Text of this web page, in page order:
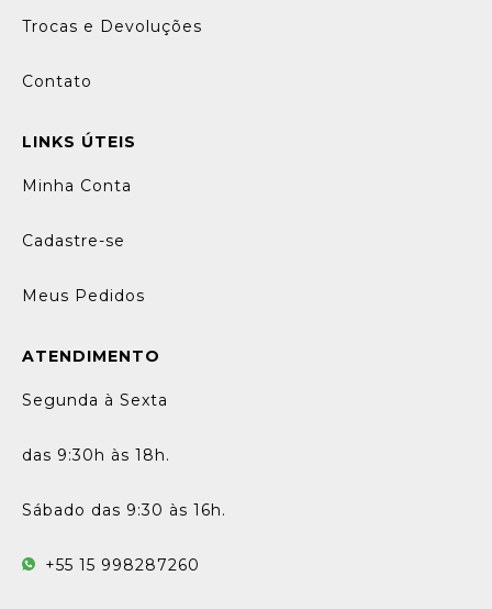
Trocas e Devoluções
Contato
LINKS ÚTEIS
Minha Conta
Cadastre-se
Meus Pedidos
ATENDIMENTO
Segunda à Sexta
das 9:30h às 18h.
Sábado das 9:30 às 16h.
+55 15 998287260